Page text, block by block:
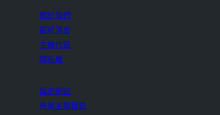
關於我們
最新消息
主機代管
隱私權
展示網站
佈景主題目錄